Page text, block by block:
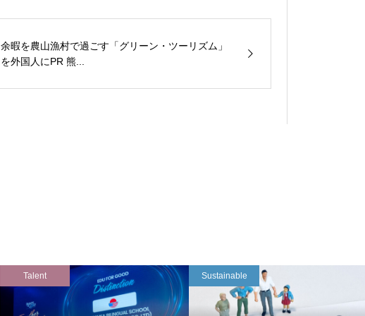
余暇を農山漁村で過ごす「グリーン・ツーリズム」
を外国人にPR 熊...
Talent Sustainable